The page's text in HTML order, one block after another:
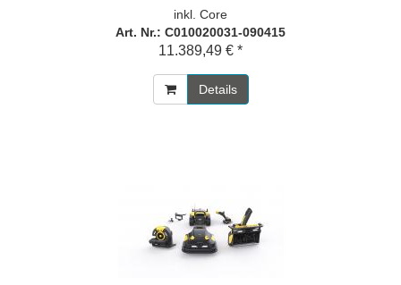
inkl. Core
Art. Nr.: C010020031-090415
11.389,49 € *
Details